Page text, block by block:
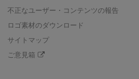
不正なユーザー・コンテンツの報告
ロゴ素材のダウンロード
サイトマップ
ご意見箱